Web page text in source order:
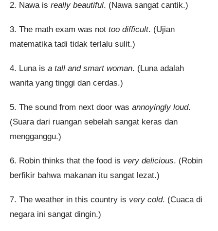
2. Nawa is really beautiful. (Nawa sangat cantik.)
3. The math exam was not too difficult. (Ujian
matematika tadi tidak terlalu sulit.)
4. Luna is a tall and smart woman. (Luna adalah
wanita yang tinggi dan cerdas.)
5. The sound from next door was annoyingly loud.
(Suara dari ruangan sebelah sangat keras dan
mengganggu.)
6. Robin thinks that the food is very delicious. (Robin
berfikir bahwa makanan itu sangat lezat.)
7. The weather in this country is very cold. (Cuaca di
negara ini sangat dingin.)